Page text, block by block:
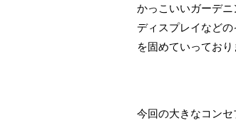
かっこいいガーデ
ディスプレイなど
を固めていっており
今回の大きなコンセ